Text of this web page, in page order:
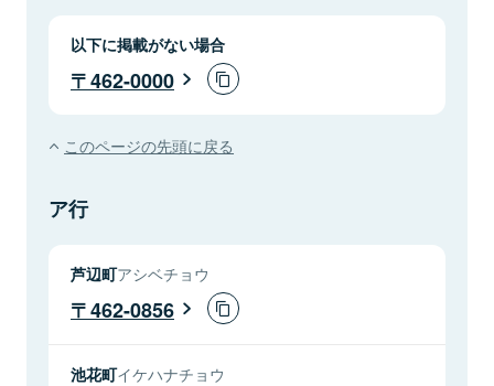
以下に掲載がない場合
462-0000
このページの先頭に戻る
ア行
芦辺町アシベチョウ
462-0856
池花町イケハナチョウ